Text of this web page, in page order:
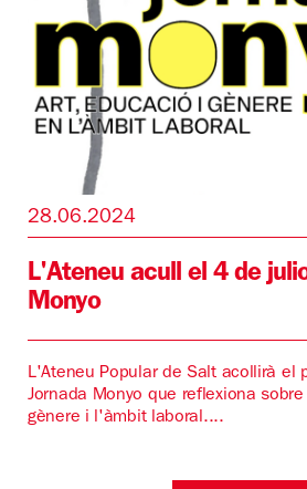
28.06.2024
L'Ateneu acull el 4 de
Monyo
L'Ateneu Popular de Salt acollirà el
Jornada Monyo que reflexiona
gènere i l'àmbit laboral....